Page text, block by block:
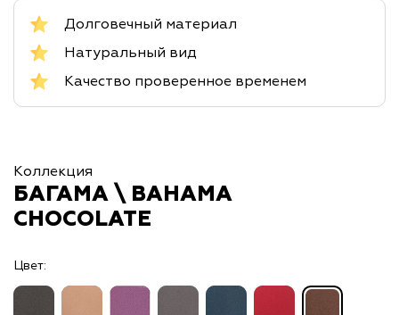
Долговечный материал
Натуральный вид
Качество проверенное временем
Коллекция
БАГАМА \ BAHAMA
CHOCOLATE
Цвет: